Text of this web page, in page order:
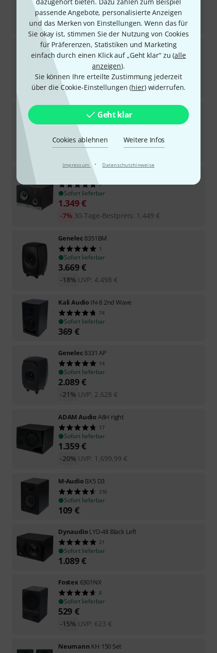
passende Angebote, personalisierte Anzeigen
und das Merken von Einstellungen. Wenn das für
Sie okay ist, stimmen Sie der Nutzung von Cookies
für Präferenzen, Statistiken und Marketing
einfach durch einen Klick auf „Geht klar“ zu (alle
anzeigen).
Sie können Ihre erteilte Zustimmung jederzeit
über die Cookie-Einstellungen (hier) widerrufen.
Geht klar
Cookies ablehnen Weitere Infos
Impressum · Datenschutzhinweise
289 €
UVP:329,99 €
-12%
NeumannKH 120 II Tilt Stand Set
Sofort lieferbar
1.549€
UVP:1.798 €
-14%
KH 150 WH
Sofort lieferbar
1.429€
UVP:
SC3070 left
7
Sofort lieferbar
1.349€
30-Tage-Bestpreis: 1.449 €
-7%
Genelec 8351BM
1
Sofort lieferbar
3.669€
UVP: 4.498 €
-18%
Kali Audio IN-8 2nd Wave
74
Sofort lieferbar
369 €
Genelec 8331 AP
14
Sofort lieferbar
2.089€
UVP: 2.628 €
-21%
ADAM AudioA8H right
17
Sofort lieferbar
1.359€
UVP: 1.699,99 €
-20%
M-AudioBX5 D3
216
Sofort lieferbar
109 €
DynaudioLYD-48 Black Left
21
Sofort lieferbar
1.089€
Fostex 6301NX
8
Sofort lieferbar
529 €
UVP: 623 €
-15%
Neumann KH 150 Set